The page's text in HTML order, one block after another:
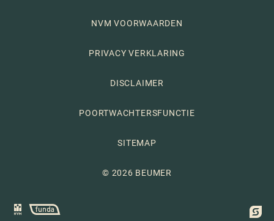
NVM VOORWAARDEN
PRIVACY VERKLARING
DISCLAIMER
POORTWACHTERSFUNCTIE
SITEMAP
© 2026 BEUMER